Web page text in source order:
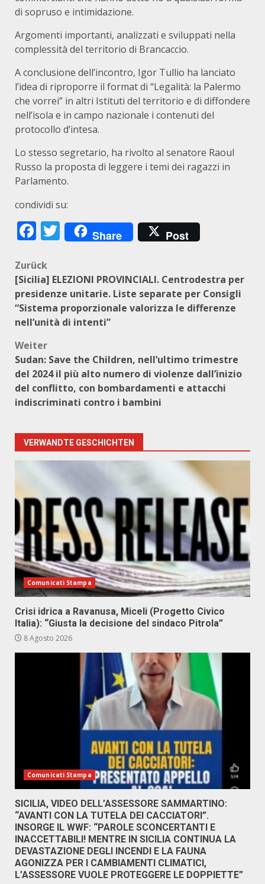
di sopruso e intimidazione.
Argomenti importanti, analizzati e sviluppati nella
complessità del territorio di Brancaccio.
A conclusione dell’incontro, Igor Tullio ha lanciato
l’idea di riproporre il format di “Legalità: la Palermo
che vorrei” in altri Istituti del territorio e di diffondere
nell’isola e in campo nazionale i contenuti del
protocollo d’intesa.
Lo stesso segretario, ha rivolto al senatore Raoul
Russo la proposta di leggere i temi dei ragazzi in
Parlamento.
condividi su:
Facebook
Twitter
Share Post
Beitragsnavigation
Zurück
[Sicilia] ELEZIONI PROVINCIALI. Centrodestra per
presidenze unitarie. Liste separate per Consigli
“Sistema proporzionale valorizza le differenze
nell’unità di intenti”
Weiter
Sudan: Save the Children, nell’ultimo trimestre
del 2024 il più alto numero di violenze dall’inizio
del conflitto, con bombardamenti e attacchi
indiscriminati contro i bambini
VERWANDTE GESCHICHTEN
Comunicati Stampa
Crisi idrica a Ravanusa, Miceli (Progetto Civico
Italia): “Giusta la decisione del sindaco Pitrola”
8 Agosto 2026
Comunicati Stampa
SICILIA, VIDEO DELL’ASSESSORE SAMMARTINO:
“AVANTI CON LA TUTELA DEI CACCIATORI”.
INSORGE IL WWF: “PAROLE SCONCERTANTI E
INACCETTABILI! MENTRE IN SICILIA CONTINUA LA
DEVASTAZIONE DEGLI INCENDI E LA FAUNA
AGONIZZA PER I CAMBIAMENTI CLIMATICI,
L’ASSESSORE VUOLE PROTEGGERE LE DOPPIETTE”